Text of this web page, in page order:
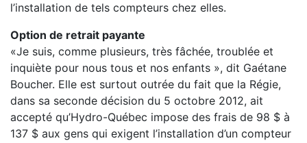
l’installation de tels compteurs chez elles.
Option de retrait payante
«Je suis, comme plusieurs, très fâchée, troublée et
inquiète pour nous tous et nos enfants », dit Gaétane
Boucher. Elle est surtout outrée du fait que la Régie,
dans sa seconde décision du 5 octobre 2012, ait
accepté qu’Hydro­-Québec impose des frais de 98 $ à
137 $ aux gens qui exigent l’installation d’un compteur